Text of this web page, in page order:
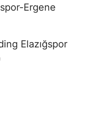
Ergene
Elazığspor